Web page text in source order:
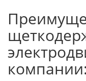
компании: